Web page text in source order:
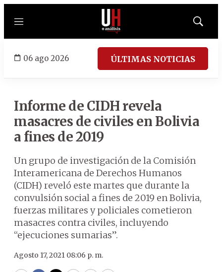
Menú
Mostrar
06 ago 2026 ÚLTIMAS NOTICIAS
Informe de CIDH revela
masacres de civiles en Bolivia
a fines de 2019
Un grupo de investigación de la Comisión
Interamericana de Derechos Humanos
(CIDH) reveló este martes que durante la
convulsión social a fines de 2019 en Bolivia,
fuerzas militares y policiales cometieron
masacres contra civiles, incluyendo
“ejecuciones sumarias”.
Agosto 17, 2021 08:06 p. m.